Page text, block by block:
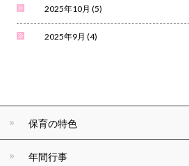
2025年10月 (5)
2025年9月 (4)
保育の特色
年間行事